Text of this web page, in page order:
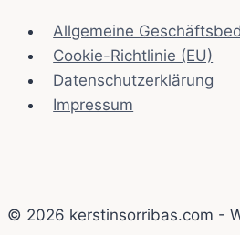
Allgemeine
Cookie-Richtlinie (EU)
Datenschutzerklärung
Impressum
© 2026 kerstinsorribas.com -